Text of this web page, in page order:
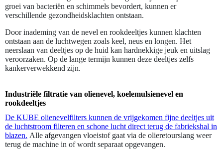
groei van bacteriën en schimmels bevordert, kunnen er
verschillende gezondheidsklachten ontstaan.
Door inademing van de nevel en rookdeeltjes kunnen klachten
ontstaan aan de luchtwegen zoals keel, neus en longen. Het
neerslaan van deeltjes op de huid kan hardnekkige jeuk en uitslag
veroorzaken. Op de lange termijn kunnen deze deeltjes zelfs
kankerverwekkend zijn.
Industriële filtratie van olienevel, koelemulsienevel en
rookdeeltjes
De KUBE olienevelfilters kunnen de vrijgekomen fijne deeltjes uit
de luchtstroom filteren en schone lucht direct terug de fabriekshal in
blazen. Alle afgevangen vloeistof gaat via de olieretourslang weer
terug de machine in of wordt separaat opgevangen.